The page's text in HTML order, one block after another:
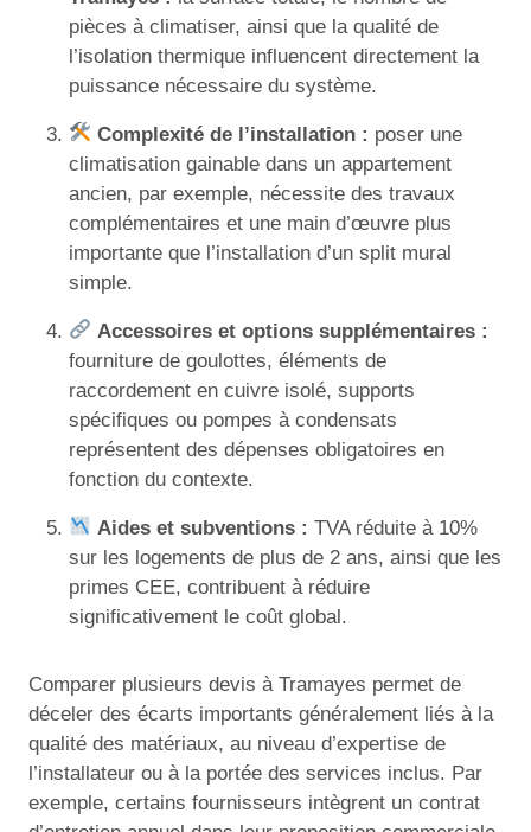
pièces à climatiser, ainsi que la qualité de
l’isolation thermique influencent directement la
puissance nécessaire du système.
Complexité de l’installation : poser une
climatisation gainable dans un appartement
ancien, par exemple, nécessite des travaux
complémentaires et une main d’œuvre plus
importante que l’installation d’un split mural
simple.
Accessoires et options supplémentaires :
fourniture de goulottes, éléments de
raccordement en cuivre isolé, supports
spécifiques ou pompes à condensats
représentent des dépenses obligatoires en
fonction du contexte.
Aides et subventions : TVA réduite à 10%
sur les logements de plus de 2 ans, ainsi que les
primes CEE, contribuent à réduire
significativement le coût global.
Comparer plusieurs devis à Tramayes permet de
déceler des écarts importants généralement liés à la
qualité des matériaux, au niveau d’expertise de
l’installateur ou à la portée des services inclus. Par
exemple, certains fournisseurs intègrent un contrat